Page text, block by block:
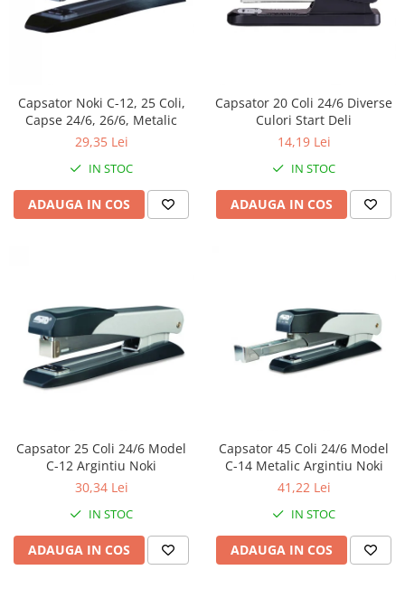
Capsator Noki C-12, 25 Coli,
Capse 24/6, 26/6, Metalic
29,35 Lei
IN STOC
ADAUGA IN COS
Capsator 20 Coli 24/6 Diverse
Culori Start Deli
14,19 Lei
IN STOC
ADAUGA IN COS
Capsator 25 Coli 24/6 Model
C-12 Argintiu Noki
30,34 Lei
IN STOC
ADAUGA IN COS
Capsator 45 Coli 24/6 Model
C-14 Metalic Argintiu Noki
41,22 Lei
IN STOC
ADAUGA IN COS